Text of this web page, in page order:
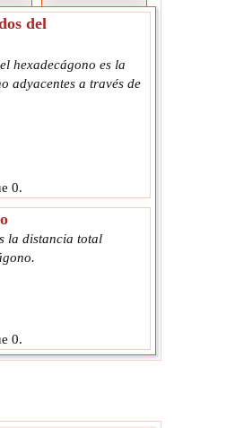
del
hexadecágono es la
adyacentes a través de
0.
la distancia total
0.